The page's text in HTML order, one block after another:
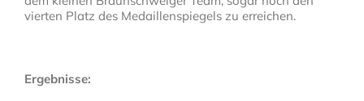
vierten Platz des Medaillenspiegels zu erreichen.
Ergebnisse: